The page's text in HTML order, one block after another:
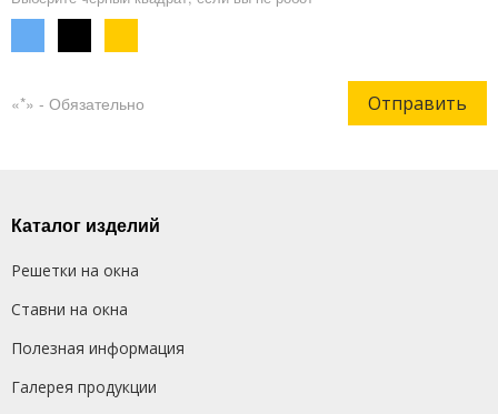
«*» - Обязательно Отправить
Каталог изделий
Решетки на окна
Ставни на окна
Полезная информация
Галерея продукции